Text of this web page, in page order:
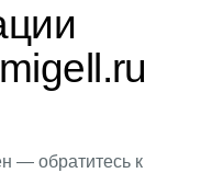
— обратитесь к